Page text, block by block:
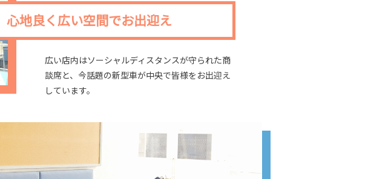
心地良く広い空間でお出迎え
広い店内はソーシャルディスタンスが守られた商
談席と、今話題の新型車が中央で皆様をお出迎え
しています。